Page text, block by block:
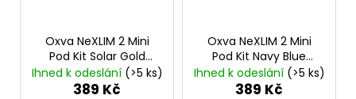
Oxva NeXLIM 2 Mini
Pod Kit Solar Gold
1500mAh
Ihned k odeslání (>5 ks)
389 Kč
Oxva NeXLIM 2 Mini
Pod Kit Navy Blue
1500mAh
Ihned k odeslání (>5 ks)
389 Kč